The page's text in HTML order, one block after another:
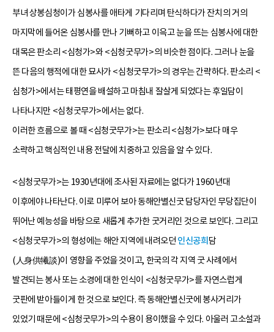
부녀 상봉심청이가 심봉사를 애타게 기다리며 탄식하다가 잔치의 거의
마지막에 들어온 심봉사를 만나 기뻐하고 이윽고 눈을 뜨는 심봉사에 대한
대목은 판소리 <심청가>와 <심청굿무가>의 비슷한 점이다. 그러나 눈을
뜬 다음의 행적에 대한 묘사가 <심청굿무가>의 경우는 간략하다. 판소리 <
심청가>에서는 태평연을 배설하고 마침내 잘살게 되었다는 후일담이
나타나지만 <심청굿무가>에서는 없다.
이러한 흐름으로 볼 때 <심청굿무가>는 판소리 <심청가>보다 매우
소략하고 핵심적인 내용 전달에 치중하고 있음을 알 수 있다.
<심청굿무가>는 1930년대에 조사된 자료에는 없다가 1960년대
이후에야 나타난다. 이로 미루어 보아 동해안별신굿 담당자인 무당집단이
뛰어난 예능성을 바탕으로 새롭게 추가한 굿거리인 것으로 보인다. 그리고
<심청굿무가>의 형성에는 해안 지역에 내려오던 인신공희 담
(人身供犧談)이 영향을 주었을 것이고, 한국의 각 지역 굿 사례에서
발견되는 봉사 또는 소경에 대한 인식이 <심청굿무가>를 자연스럽게
굿판에 받아들이게 한 것으로 보인다. 즉 동해안별신굿에 봉사거리가
있었기 때문에 <심청굿무가>의 수용이 용이했을 수 있다. 아울러 고소설과